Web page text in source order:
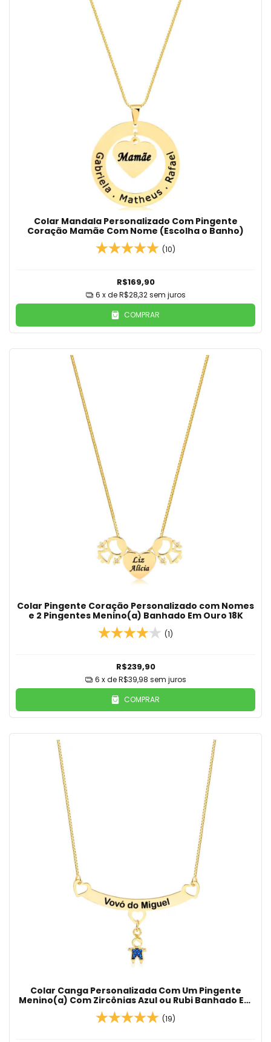
Colar Mandala Personalizado Com Pingente
Coração Mamãe Com Nome (Escolha o Banho)
(10)
R$169,90
6 x deR$28,32 sem juros
COMPRAR
Colar Pingente Coração Personalizado com Nomes
e 2 Pingentes Menino(a) Banhado Em Ouro 18K
(1)
R$239,90
6 x deR$39,98 sem juros
COMPRAR
Colar Canga Personalizada Com Um Pingente
Menino(a) Com Zircônias Azul ou Rubi Banhado Em
Ouro 18K
(19)